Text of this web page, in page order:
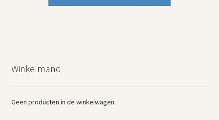
€10,00.€5,00.
Winkelmand
Geen producten in de winkelwagen.